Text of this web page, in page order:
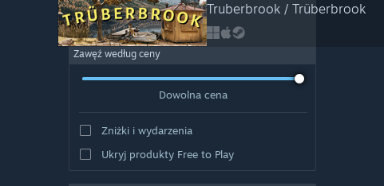
Truberbrook / Trüberbrook
Zawęź według ceny
Dowolna cena
Zniżki i wydarzenia
Ukryj produkty Free to Play